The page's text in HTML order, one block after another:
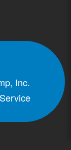
Inc.